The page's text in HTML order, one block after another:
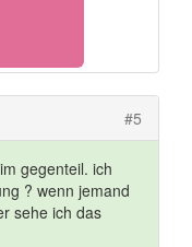
#5
gegenteil. ich
? wenn jemand
sehe ich das